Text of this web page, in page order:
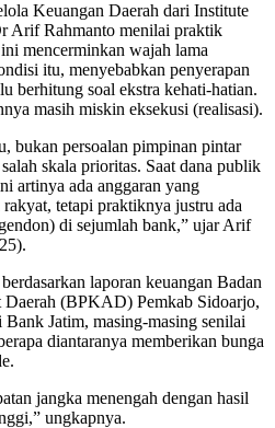
Keuangan Daerah dari Institute
Arif Rahmanto menilai praktik
mencerminkan wajah lama
itu, menyebabkan penyerapan
berhitung soal ekstra kehati-hatian.
masih miskin eksekusi (realisasi).
bukan persoalan pimpinan pintar
skala prioritas. Saat dana publik
artinya ada anggaran yang
tetapi praktiknya justru ada
di sejumlah bank,” ujar Arif
laporan keuangan Badan
Daerah (BPKAD) Pemkab Sidoarjo,
Bank Jatim, masing-masing senilai
diantaranya memberikan bunga
jangka menengah dengan hasil
ungkapnya.